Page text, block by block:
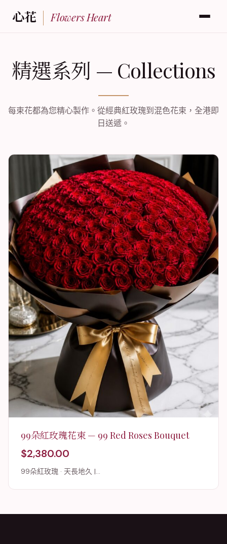
心花 Flowers Heart
精選系列 — Collections
聯絡我們 — Contact Us
精選系列 — Collections
每束花都為您精心製作。從經典紅玫瑰到混色花束，全港即
日送遞。
99朵紅玫瑰花束 — 99 Red Roses Bouquet
$2,380.00
99朵紅玫瑰 · 天長地久 |...